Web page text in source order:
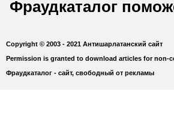
Фраудкаталог
Copyright © 2003 - 2021 Антишарлатанский сайт
Permission is granted to download articles for non-
Фраудкаталог - сайт, свободный от рекламы